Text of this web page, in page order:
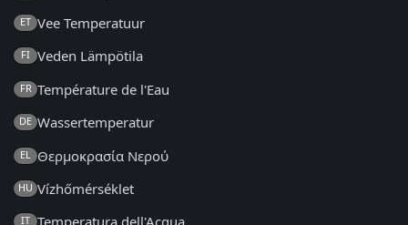
ET Vee Temperatuur
FI Veden Lämpötila
FR Température de l'Eau
DE Wassertemperatur
EL Θερμοκρασία Νερού
HU Vízhőmérséklet
IT